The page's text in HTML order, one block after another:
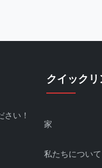
い！
クイックリ
家
私たちについて